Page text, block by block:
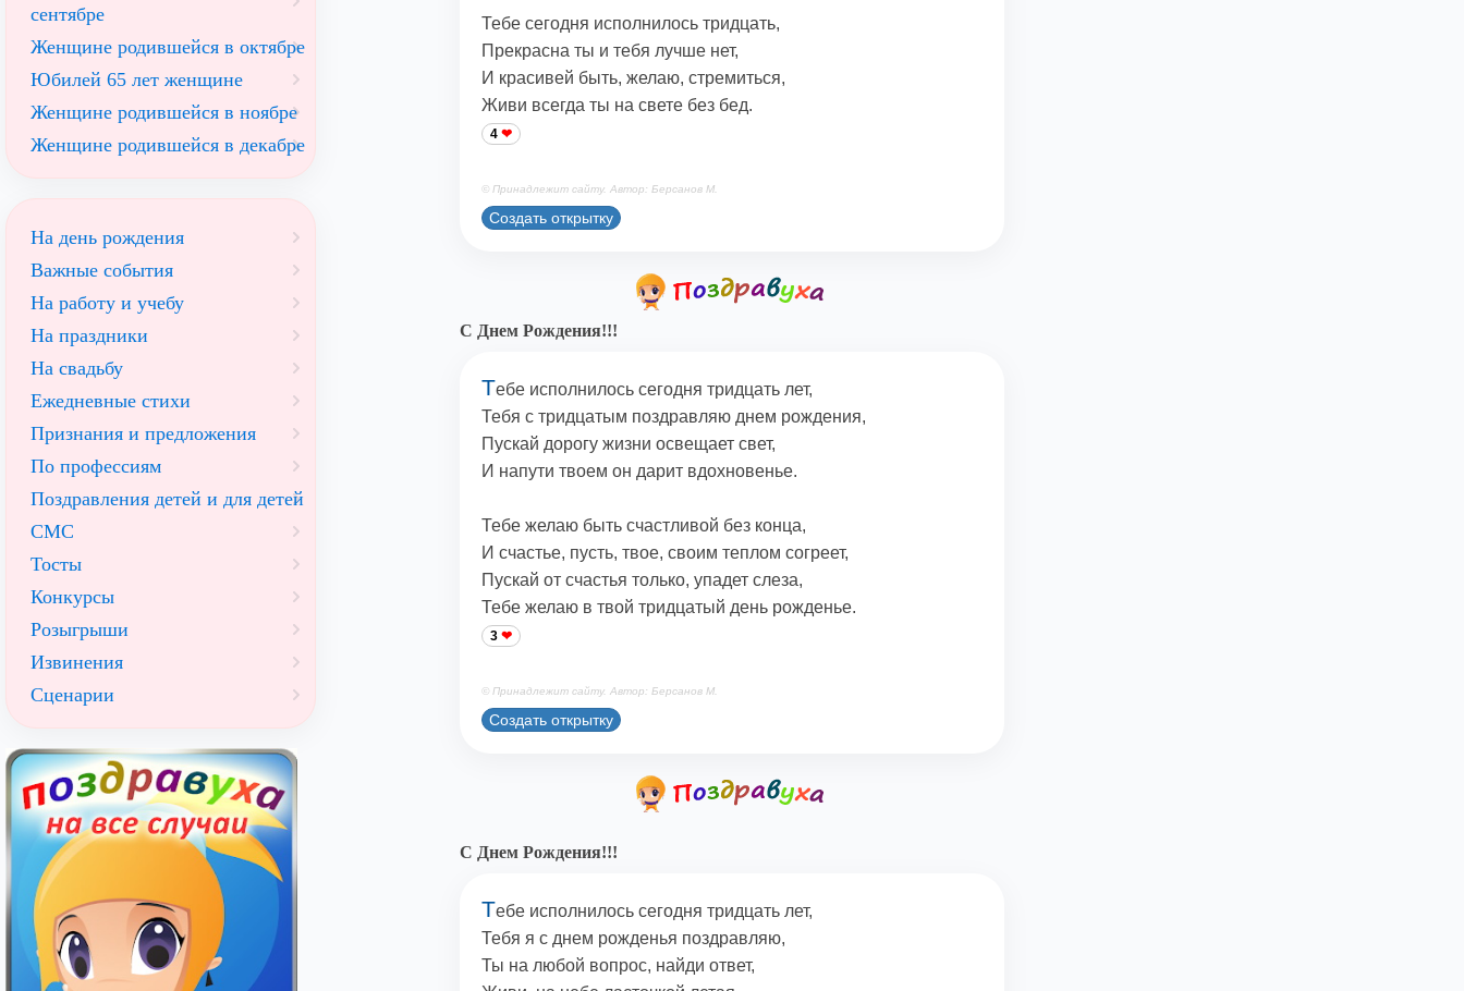
Тебе сегодня исполнилось тридцать,
Прекрасна ты и тебя лучше нет,
И красивей быть, желаю, стремиться,
Живи всегда ты на свете без бед.
4
© Принадлежит сайту. Автор: Берсанов М.
Создать открытку
С Днем Рождения!!!
Тебе исполнилось сегодня тридцать лет,
Тебя с тридцатым поздравляю днем рождения,
Пускай дорогу жизни освещает свет,
И напути твоем он дарит вдохновенье.
Тебе желаю быть счастливой без конца,
И счастье, пусть, твое, своим теплом согреет,
Пускай от счастья только, упадет слеза,
Тебе желаю в твой тридцатый день рожденье.
3
© Принадлежит сайту. Автор: Берсанов М.
Создать открытку
С Днем Рождения!!!
Тебе исполнилось сегодня тридцать лет,
Тебя я с днем рожденья поздравляю,
Ты на любой вопрос, найди ответ,
сентябре
Женщине родившейся в октябре
Юбилей 65 лет женщине
Женщине родившейся в ноябре
Женщине родившейся в декабре
На день рождения
Важные события
На работу и учебу
На праздники
На свадьбу
Ежедневные стихи
Признания и предложения
По профессиям
Поздравления детей и для детей
СМС
Тосты
Конкурсы
Розыгрыши
Извинения
Сценарии